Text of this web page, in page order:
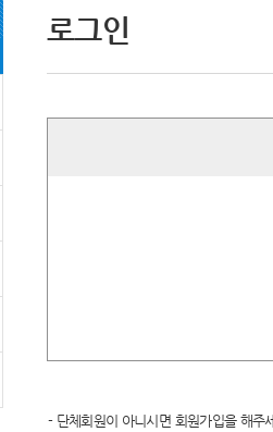
로그인
- 단체회원이 아니시면 회원가입을 해주